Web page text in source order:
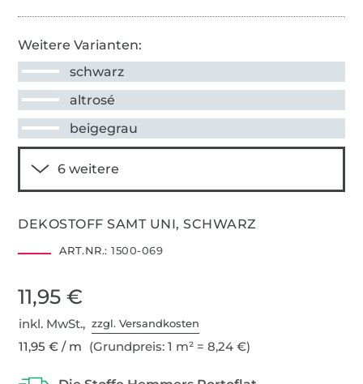
Weitere Varianten:
schwarz
altrosé
beigegrau
DEKOSTOFF SAMT UNI, SCHWARZ
ART.NR.: 1500-069
11,95 €
inkl. MwSt.,zzgl. Versandkosten
11,95 € / m (Grundpreis: 1 m² = 8,24 €)